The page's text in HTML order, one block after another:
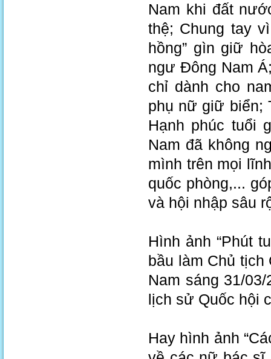
Nam khi đất
thệ; Chung tay
hồng” gìn giữ
ngư Đông Nam
chỉ dành cho
phụ nữ giữ biển;
Hạnh phúc tuổi
Nam đã không
mình trên mọi
quốc phòng,...
và hội nhập sâu
Hình ảnh “Phút
bầu làm Chủ
Nam sáng 31/
lịch sử Quốc hội
Hay hình ảnh